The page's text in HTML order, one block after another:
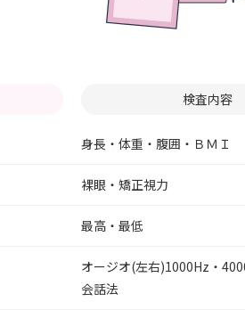
検査内容
身長・体重・腹囲・ＢＭＩ
裸眼・矯正視力
最高・最低
オージオ(左右)1000Hz・
会話法